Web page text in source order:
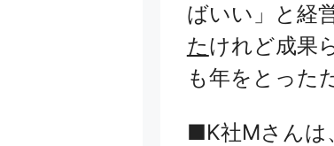
ばいい」と経
たけれど成果
も年をとった
■K社Mさんは